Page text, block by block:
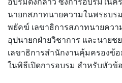
อบรมดังกล่าว ซึ่งการอบรมในค
นายกสภาทนายความในพระบร
พยัคฆ์ เลขาธิการสภาทนายคว
อุปนายกฝ่ายวิชาการ และนาย
เลขาธิการสำนักงานคุ้มครองข้
ในพิธีเปิดการอบรม สำหรับหัวข้